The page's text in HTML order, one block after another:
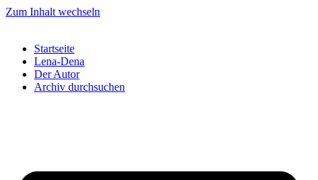
Zum Inhalt wechseln
Startseite
Lena-Dena
Der Autor
Archiv durchsuchen